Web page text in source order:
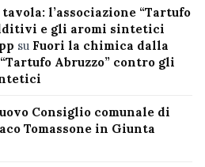
l’associazione “Tartufo
e gli aromi sintetici
su Fuori la chimica dalla
Abruzzo” contro gli
Consiglio comunale di
Tomassone in Giunta